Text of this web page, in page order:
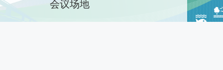
会议场地